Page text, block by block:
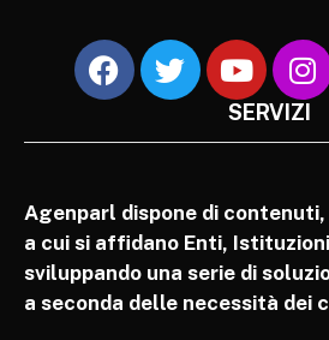
SERVIZI
Agenparl dispone di
a cui si affidano Enti,
sviluppando una serie di
a seconda delle necessità dei